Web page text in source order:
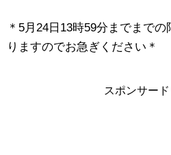
＊5月24日13時59分までまで
りますのでお急ぎください＊
スポンサー